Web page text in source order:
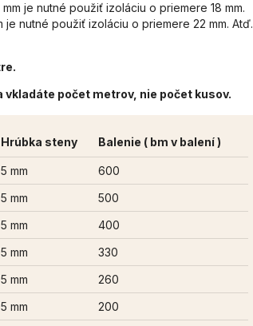
je nutné použiť izoláciu o priemere 18 mm.
je nutné použiť izoláciu o priemere 22 mm. Atď.,
vkladáte počet metrov, nie počet kusov.
Hrúbka steny Balenie ( bm v balení )
5 mm
600
5 mm
500
5 mm
400
5 mm
330
5 mm
260
5 mm
200